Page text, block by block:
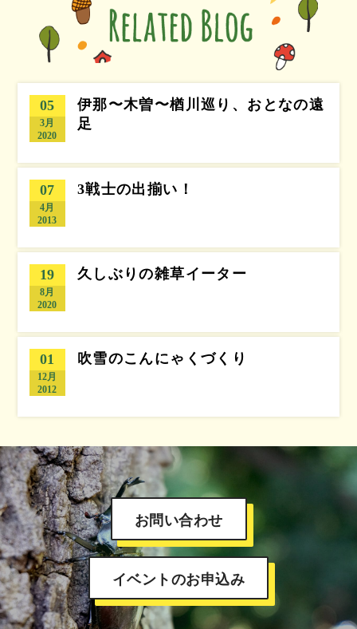
05
3月
2020
伊那〜木曽〜楢川巡り、おとなの遠
足
07
4月
2013
3戦士の出揃い！
19
8月
2020
久しぶりの雑草イーター
01
12月
2012
吹雪のこんにゃくづくり
お問い合わせ
イベントのお申込み